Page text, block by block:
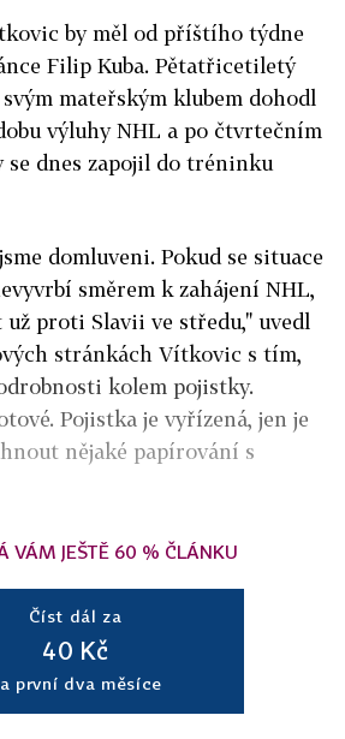
by měl od příštího týdne
Filip Kuba. Pětatřicetiletý
mateřským klubem dohodl
výluhy NHL a po čtvrtečním
dnes zapojil do tréninku
domluveni. Pokud se situace
směrem k zahájení NHL,
proti Slavii ve středu," uvedl
stránkách Vítkovic s tím,
kolem pojistky.
Pojistka je vyřízená, jen je
nějaké papírování s
VÁM JEŠTĚ 60 % ČLÁNKU
Číst dál za
40 Kč
první dva měsíce